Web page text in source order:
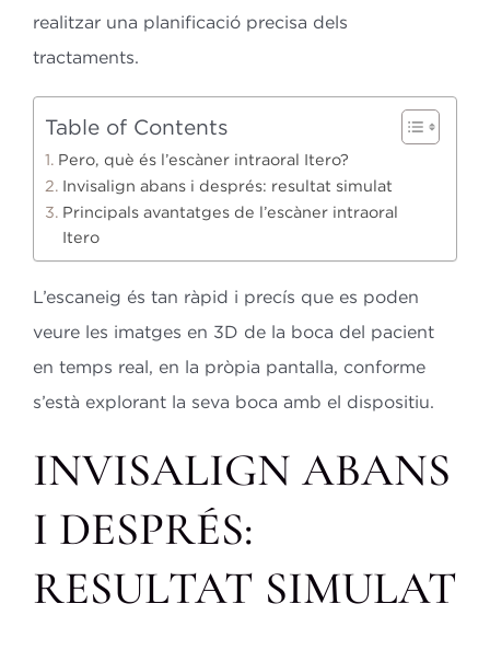
realitzar una planificació precisa dels
tractaments.
Table of Contents
Pero, què és l’escàner intraoral Itero?
Invisalign abans i després: resultat simulat
Principals avantatges de l’escàner intraoral
Itero
L’escaneig és tan ràpid i precís que es poden
veure les imatges en 3D de la boca del pacient
en temps real, en la pròpia pantalla, conforme
s’està explorant la seva boca amb el dispositiu.
INVISALIGN ABANS
I DESPRÉS:
RESULTAT SIMULAT